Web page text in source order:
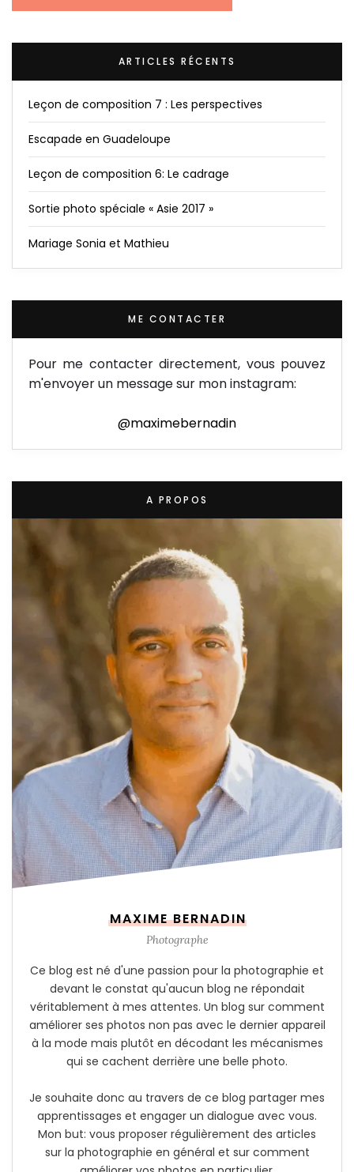
ARTICLES RÉCENTS
Leçon de composition 7 : Les perspectives
Escapade en Guadeloupe
Leçon de composition 6: Le cadrage
Sortie photo spéciale « Asie 2017 »
Mariage Sonia et Mathieu
ME CONTACTER
Pour me contacter directement, vous pouvez
m'envoyer un message sur mon instagram:
@maximebernadin
A PROPOS
MAXIME BERNADIN
Photographe
Ce blog est né d'une passion pour la photographie et
devant le constat qu'aucun blog ne répondait
véritablement à mes attentes. Un blog sur comment
améliorer ses photos non pas avec le dernier appareil
à la mode mais plutôt en décodant les mécanismes
qui se cachent derrière une belle photo.
Je souhaite donc au travers de ce blog partager mes
apprentissages et engager un dialogue avec vous.
Mon but: vous proposer régulièrement des articles
sur la photographie en général et sur comment